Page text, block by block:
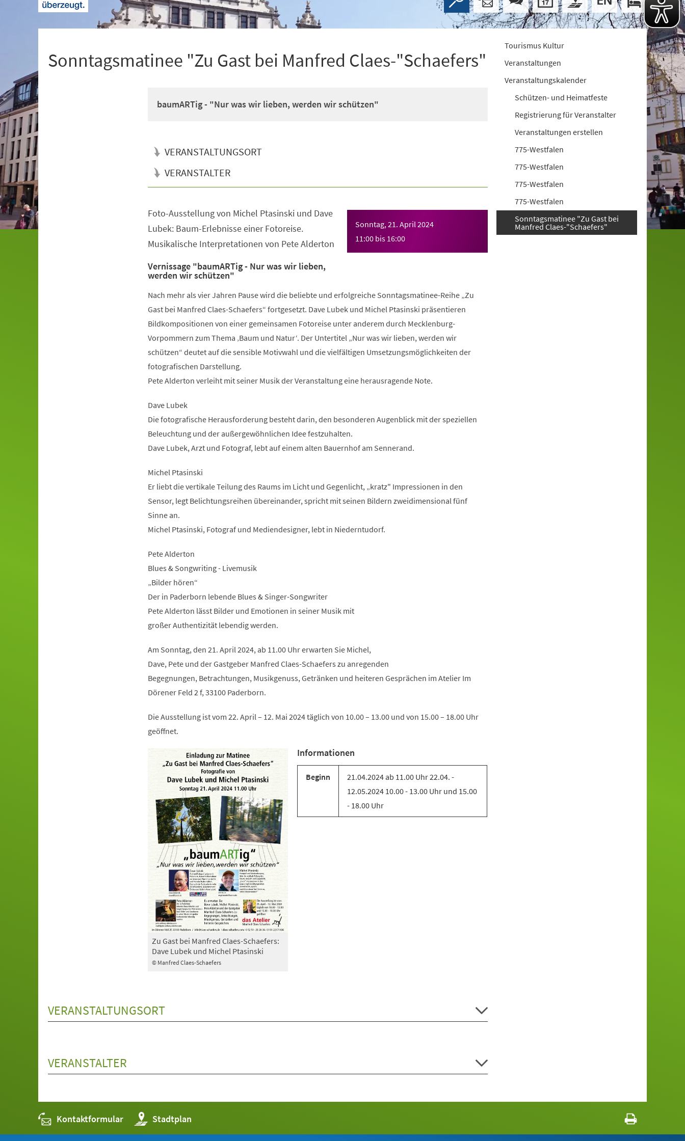
Sonntagsmatinee "Zu Gast bei Manfred Claes-"Schaefers"
baumARTig - "Nur was wir lieben, werden wir schützen"
VERANSTALTUNGSORT
VERANSTALTER
Sonntag, 21. April 2024
11:00 bis 16:00
Foto-Ausstellung von Michel Ptasinski und Dave
Lubek: Baum-Erlebnisse einer Fotoreise.
Musikalische Interpretationen von Pete Alderton
Vernissage "baumARTig - Nur was wir lieben,
werden wir schützen"
Nach mehr als vier Jahren Pause wird die beliebte und erfolgreiche Sonntagsmatinee-Reihe „Zu
Gast bei Manfred Claes-Schaefers“ fortgesetzt. Dave Lubek und Michel Ptasinski präsentieren
Bildkompositionen von einer gemeinsamen Fotoreise unter anderem durch Mecklenburg-
Vorpommern zum Thema ‚Baum und Natur‘. Der Untertitel „Nur was wir lieben, werden wir
schützen“ deutet auf die sensible Motivwahl und die vielfältigen Umsetzungsmöglichkeiten der
fotografischen Darstellung.
Pete Alderton verleiht mit seiner Musik der Veranstaltung eine herausragende Note.
Dave Lubek
Die fotografische Herausforderung besteht darin, den besonderen Augenblick mit der speziellen
Beleuchtung und der außergewöhnlichen Idee festzuhalten.
Dave Lubek, Arzt und Fotograf, lebt auf einem alten Bauernhof am Sennerand.
Michel Ptasinski
Er liebt die vertikale Teilung des Raums im Licht und Gegenlicht, „kratz" Impressionen in den
Sensor, legt Belichtungsreihen übereinander, spricht mit seinen Bildern zweidimensional fünf
Sinne an.
Michel Ptasinski, Fotograf und Mediendesigner, lebt in Niederntudorf.
Pete Alderton
Blues & Songwriting - Livemusik
„Bilder hören“
Der in Paderborn lebende Blues & Singer-Songwriter
Pete Alderton lässt Bilder und Emotionen in seiner Musik mit
großer Authentizität lebendig werden.
Am Sonntag, den 21. April 2024, ab 11.00 Uhr erwarten Sie Michel,
Dave, Pete und der Gastgeber Manfred Claes-Schaefers zu anregenden
Begegnungen, Betrachtungen, Musikgenuss, Getränken und heiteren Gesprächen im Atelier Im
Dörener Feld 2 f, 33100 Paderborn.
Die Ausstellung ist vom 22. April – 12. Mai 2024 täglich von 10.00 – 13.00 und von 15.00 – 18.00 Uhr
geöffnet.
© Manfred Claes-Schaefers
Zu Gast bei Manfred Claes-Schaefers:
Dave Lubek und Michel Ptasinski
Informationen
Beginn
21.04.2024 ab 11.00 Uhr 22.04. -
12.05.2024 10.00 - 13.00 Uhr und 15.00
- 18.00 Uhr
VERANSTALTUNGSORT
VERANSTALTER
Tourismus Kultur
Veranstaltungen
Veranstaltungskalender
Schützen- und Heimatfeste
Registrierung für Veranstalter
Veranstaltungen erstellen
775-Westfalen
775-Westfalen
775-Westfalen
775-Westfalen
Sonntagsmatinee "Zu Gast bei
Manfred Claes-"Schaefers"
Kontaktformular Stadtplan
(Öffnet
in
einem